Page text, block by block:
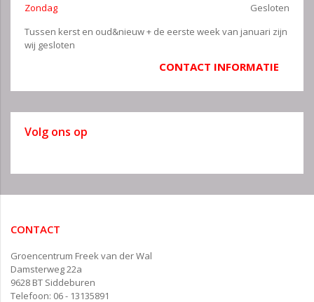
Zondag
Gesloten
Tussen kerst en oud&nieuw + de eerste week van januari zijn
wij gesloten
CONTACT INFORMATIE
Volg ons op
CONTACT
Groencentrum Freek van der Wal
Damsterweg 22a
9628 BT Siddeburen
Telefoon: 06 - 13135891